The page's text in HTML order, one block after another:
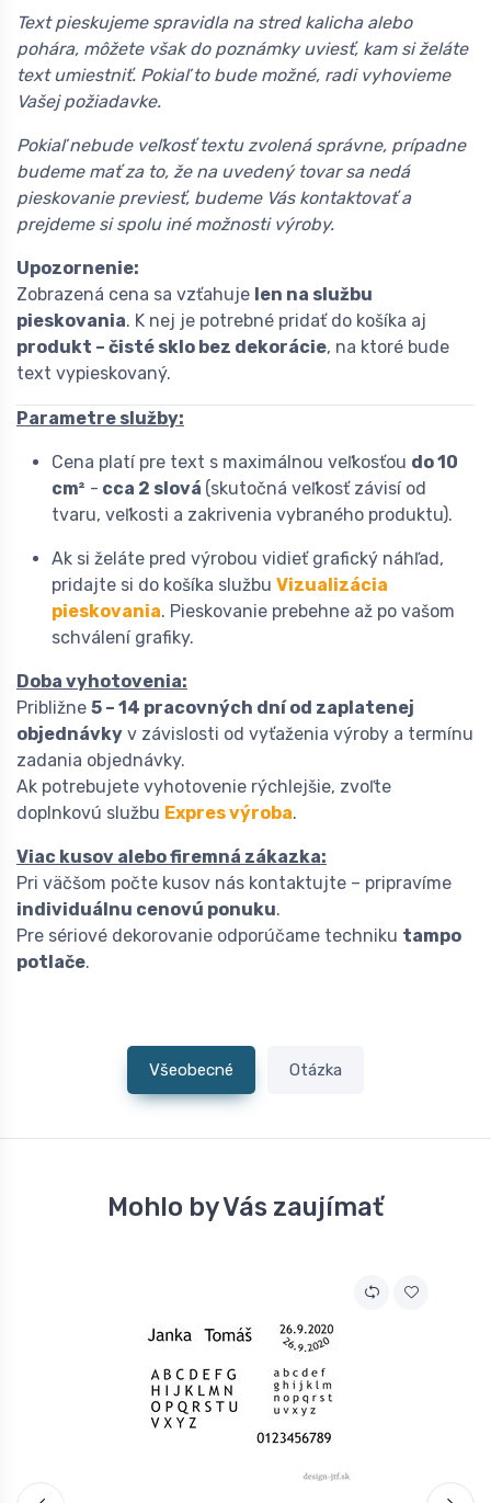
Text pieskujeme spravidla na stred kalicha alebo
pohára, môžete však do poznámky uviesť, kam si želáte
text umiestniť. Pokiaľ to bude možné, radi vyhovieme
Vašej požiadavke.
Pokiaľ nebude veľkosť textu zvolená správne, prípadne
budeme mať za to, že na uvedený tovar sa nedá
pieskovanie previesť, budeme Vás kontaktovať a
prejdeme si spolu iné možnosti výroby.
Upozornenie:
Zobrazená cena sa vzťahuje len na službu
pieskovania. K nej je potrebné pridať do košíka aj
produkt – čisté sklo bez dekorácie, na ktoré bude
text vypieskovaný.
Parametre služby:
Cena platí pre text s maximálnou veľkosťou do 10
cm² - cca 2 slová (skutočná veľkosť závisí od
tvaru, veľkosti a zakrivenia vybraného produktu).
Ak si želáte pred výrobou vidieť grafický náhľad,
pridajte si do košíka službu Vizualizácia
pieskovania. Pieskovanie prebehne až po vašom
schválení grafiky.
Doba vyhotovenia:
Približne 5 – 14 pracovných dní od zaplatenej
objednávky v závislosti od vyťaženia výroby a termínu
zadania objednávky.
Ak potrebujete vyhotovenie rýchlejšie, zvoľte
doplnkovú službu Expres výroba.
Viac kusov alebo firemná zákazka:
Pri väčšom počte kusov nás kontaktujte – pripravíme
individuálnu cenovú ponuku.
Pre sériové dekorovanie odporúčame techniku tampo
potlače.
Všeobecné Otázka
Mohlo by Vás zaujímať